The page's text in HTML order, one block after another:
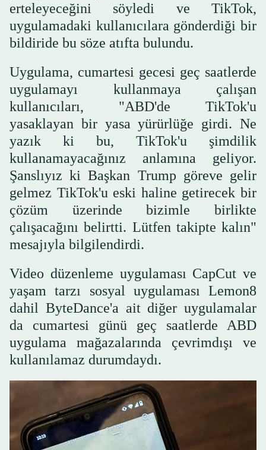
erteleyeceğini söyledi ve TikTok,
uygulamadaki kullanıcılara gönderdiği bir
bildiride bu söze atıfta bulundu.
Uygulama, cumartesi gecesi geç saatlerde
uygulamayı kullanmaya çalışan
kullanıcıları, "ABD'de TikTok'u
yasaklayan bir yasa yürürlüğe girdi. Ne
yazık ki bu, TikTok'u şimdilik
kullanamayacağınız anlamına geliyor.
Şanslıyız ki Başkan Trump göreve gelir
gelmez TikTok'u eski haline getirecek bir
çözüm üzerinde bizimle birlikte
çalışacağını belirtti. Lütfen takipte kalın"
mesajıyla bilgilendirdi.
Video düzenleme uygulaması CapCut ve
yaşam tarzı sosyal uygulaması Lemon8
dahil ByteDance'a ait diğer uygulamalar
da cumartesi günü geç saatlerde ABD
uygulama mağazalarında çevrimdışı ve
kullanılamaz durumdaydı.